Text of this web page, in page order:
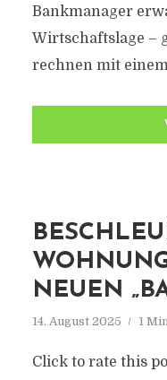
Bankmanager
Wirtschaftslage –
rechnen mit
NEUEN
14. August 2025 1
Click to rate this